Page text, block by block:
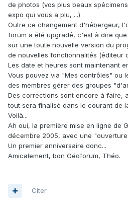
de photos (vos plus beaux
expo qui vous a plu, ...)
Outre ce changement d'hébergeur,
forum a été upgradé, c'est à dire
sur une toute nouvelle version du
de nouvelles fonctionnalités (éditeur
Les date et heures sont maintenant
Vous pouvez via "Mes contrôles" ou
des membres gérer des groupes
Des corrections sont encore à faire,
tout sera finalisé dans le courant de
Voilà...
Ah oui, la première mise en ligne de
décembre 2005, avec une
Un premier anniversaire donc...
Amicalement, bon Géoforum, Théo.
Citer